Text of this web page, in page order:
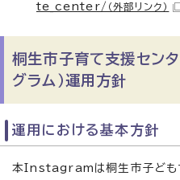
te_center/ （外部リンク）
桐生市子育て支援セン
グラム）運用方針
運用における基本方針
本Instagramは桐生市子ども